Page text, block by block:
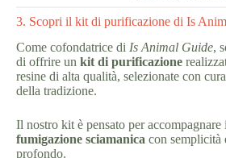
3. Scopri il kit di purificazione di Is
Come cofondatrice di Is Animal Guide,
di offrire un kit di purificazione
resine di alta qualità, selezionate con
della tradizione.
Il nostro kit è pensato per
fumigazione sciamanica con semplicità
profondo.